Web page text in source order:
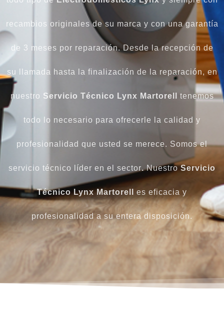
recambios originales de su marca y con una garantía
de 3 meses por reparación. Desde la recepción de
su llamada hasta la finalización de la reparación, en
nuestro Servicio Técnico Lynx Martorell tenemos
todo lo necesario para ofrecerle la calidad y
profesionalidad que usted se merece. Somos el
servicio técnico líder en el sector.NuestroServicio
Técnico Lynx Martorell es eficacia y
profesionalidad a su entera disposición.